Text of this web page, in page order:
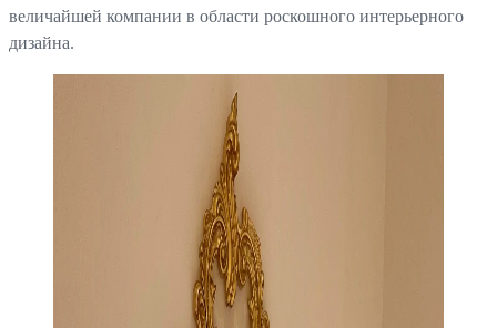
величайшей компании в области роскошного интерьерного
дизайна.